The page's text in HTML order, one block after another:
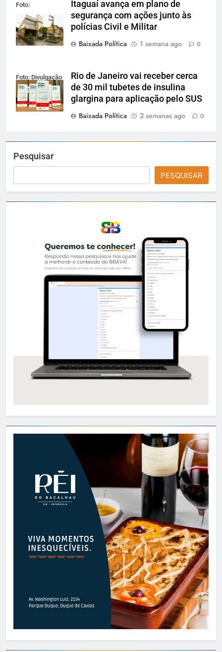
Foto:
Reprodução
Itaguaí avança em plano de
segurança com ações junto às
polícias Civil e Militar
Baixada Política
1 semana ago 0
Foto: Divulgação
Rio de Janeiro vai receber cerca
de 30 mil tubetes de insulina
glargina para aplicação pelo SUS
Baixada Política
2 semanas ago 0
Pesquisar
PESQUISAR